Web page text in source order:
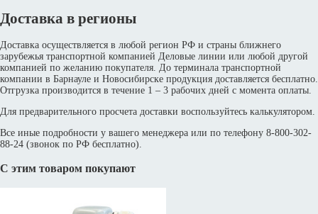
Доставка в регионы
Доставка осуществляется в любой регион РФ и страны ближнего
зарубежья транспортной компанией Деловые линии или любой другой
компанией по желанию покупателя. До терминала транспортной
компании в Барнауле и Новосибирске продукция доставляется бесплатно.
Отгрузка производится в течение 1 – 3 рабочих дней с момента оплаты.
Для предварительного просчета доставки воспользуйтесь калькулятором.
Все иные подробности у вашего менеджера или по телефону 8-800-302-
88-24 (звонок по РФ бесплатно).
С этим товаром покупают